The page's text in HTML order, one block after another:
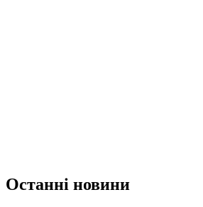
Останні новини